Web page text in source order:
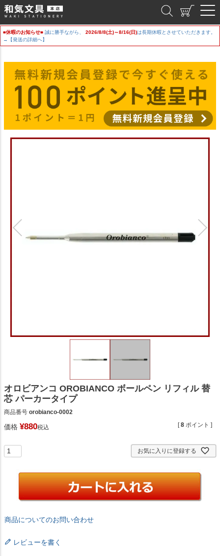
■休暇のお知らせ■ 誠に勝手ながら、 2026/8/8(土)～8/16(日)は長期休暇とさせていただきます。
→【発送の詳細へ】
オロビアンコ OROBIANCO ボールペン リフィル 替
芯 パーカータイプ
商品番号 orobianco-0002
価格 ¥880税込 [8 ポイント ]
お気に入りに登録する
商品についてのお問い合わせ
レビューを書く